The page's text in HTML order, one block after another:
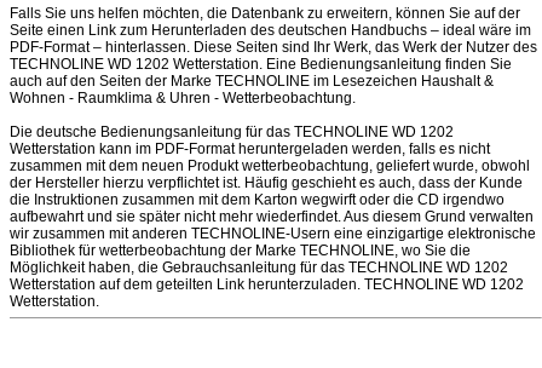
Falls Sie uns helfen möchten, die Datenbank zu erweitern, können Sie auf der
Seite einen Link zum Herunterladen des deutschen Handbuchs – ideal wäre im
PDF-Format – hinterlassen. Diese Seiten sind Ihr Werk, das Werk der Nutzer des
TECHNOLINE WD 1202 Wetterstation. Eine Bedienungsanleitung finden Sie
auch auf den Seiten der Marke TECHNOLINE im Lesezeichen Haushalt &
Wohnen - Raumklima & Uhren - Wetterbeobachtung.
Die deutsche Bedienungsanleitung für das TECHNOLINE WD 1202
Wetterstation kann im PDF-Format heruntergeladen werden, falls es nicht
zusammen mit dem neuen Produkt wetterbeobachtung, geliefert wurde, obwohl
der Hersteller hierzu verpflichtet ist. Häufig geschieht es auch, dass der Kunde
die Instruktionen zusammen mit dem Karton wegwirft oder die CD irgendwo
aufbewahrt und sie später nicht mehr wiederfindet. Aus diesem Grund verwalten
wir zusammen mit anderen TECHNOLINE-Usern eine einzigartige elektronische
Bibliothek für wetterbeobachtung der Marke TECHNOLINE, wo Sie die
Möglichkeit haben, die Gebrauchsanleitung für das TECHNOLINE WD 1202
Wetterstation auf dem geteilten Link herunterzuladen. TECHNOLINE WD 1202
Wetterstation.